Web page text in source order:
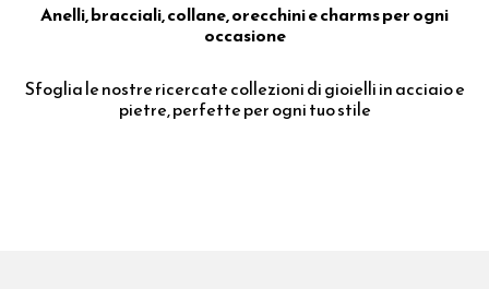
Anelli, bracciali, collane, orecchini e charms per ogni
occasione
Sfoglia le nostre ricercate collezioni di gioielli in acciaio e
pietre, perfette per ogni tuo stile